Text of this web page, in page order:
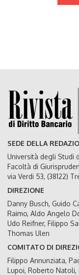
SEDE DELLA
Università degli Studi
Facoltà di
via Verdi 53, (38122)
DIREZIONE
Danny Busch, Guido
Raimo, Aldo Angelo
Udo Reifner, Filippo
Thomas Ulen
COMITATO DI
Filippo Annunziata,
Lupoi, Roberto Natoli,